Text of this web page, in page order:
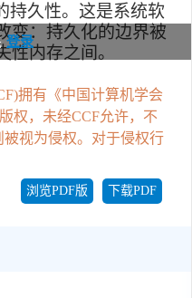
持久性。这是系统软
变：持久化的边界被
性内存之间。
登录
拥有《中国计算机学会
权，未经CCF允许，不
视为侵权。对于侵权行
浏览PDF版 下载PDF